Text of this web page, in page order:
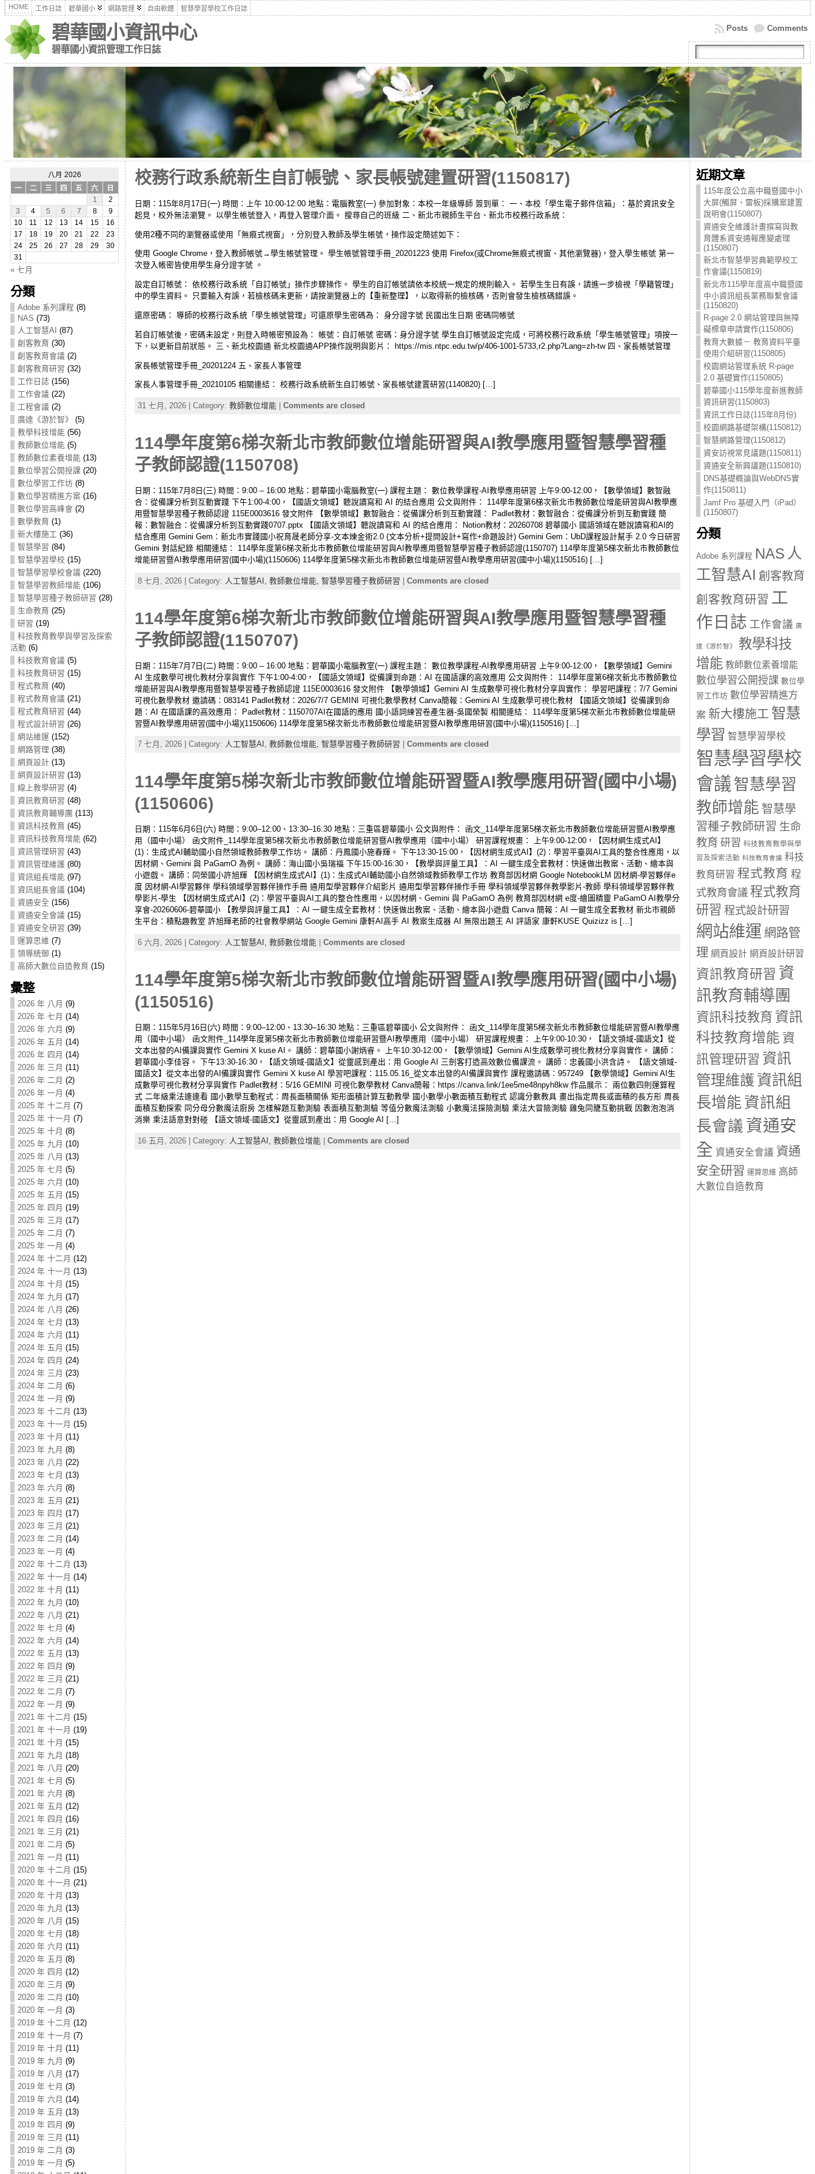
HOME 工作日誌 碧華國小 網路管理 自由軟體 智慧學習學校工作日誌
碧華國小資訊中心
碧華國小資訊管理工作日誌
Comments
Posts
八月 2026
一
二 三 四 五 六
日
1
2
3
4 5 6 7 8
9
10
11 12 13 14 15
16
17
18 19 20 21 22
23
24
25 26 27 28 29
30
31
« 七月
分類
Adobe 系列課程 (8)
NAS (73)
人工智慧AI (87)
創客教育 (30)
創客教育會議 (2)
創客教育研習 (32)
工作日誌 (156)
工作會議 (22)
工程會議 (2)
廣達《游於智》
(5)
教學科技增能(56)
教師數位增能(5)
教師數位素養增能(13)
數位學習公開授課 (20)
數位學習工作坊(8)
數位學習精進方案 (16)
數位學習高峰會 (2)
數學教育 (1)
新大樓施工 (36)
智慧學習 (84)
智慧學習學校 (15)
智慧學習學校會議 (220)
智慧學習教師增能(106)
智慧學習種子教師研習 (28)
生命教育 (25)
研習 (19)
科技教育教學與學習及探索
活動 (6)
科技教育會議 (5)
科技教育研習 (15)
程式教育 (40)
程式教育會議 (21)
程式教育研習 (44)
程式設計研習 (26)
網站維運 (152)
網路管理 (38)
網頁設計(13)
網頁設計研習 (13)
線上教學研習 (4)
資訊教育研習 (48)
資訊教育輔導團 (113)
資訊科技教育 (45)
資訊科技教育增能(62)
資訊管理研習 (43)
資訊管理維護(80)
資訊組長增能(97)
資訊組長會議 (104)
資通安全 (156)
資通安全會議 (15)
資通安全研習 (39)
運算思維 (7)
領導統御 (1)
高師大數位自造教育 (15)
彙整
2026 年 八月 (9)
2026 年 七月 (14)
2026 年 六月 (9)
2026 年 五月 (14)
2026 年 四月 (14)
2026 年 三月 (11)
2026 年 二月 (2)
2026 年 一月 (4)
2025 年 十二月 (7)
2025 年 十一月 (7)
2025 年 十月 (8)
2025 年 九月 (10)
2025 年 八月 (13)
2025 年 七月 (5)
2025 年 六月 (10)
2025 年 五月 (15)
2025 年 四月 (19)
2025 年 三月 (17)
2025 年 二月 (7)
2025 年 一月 (4)
2024 年 十二月 (12)
2024 年 十一月 (13)
2024 年 十月 (15)
2024 年 九月 (17)
2024 年 八月 (26)
2024 年 七月 (13)
2024 年 六月 (11)
2024 年 五月 (15)
2024 年 四月 (24)
2024 年 三月 (23)
2024 年 二月 (6)
2024 年 一月 (9)
2023 年 十二月 (13)
2023 年 十一月 (15)
2023 年 十月 (11)
2023 年 九月 (8)
2023 年 八月 (22)
2023 年 七月 (13)
2023 年 六月 (8)
2023 年 五月 (21)
2023 年 四月 (17)
2023 年 三月 (21)
2023 年 二月 (14)
2023 年 一月 (4)
2022 年 十二月 (13)
2022 年 十一月 (14)
2022 年 十月 (11)
2022 年 九月 (10)
2022 年 八月 (21)
2022 年 七月 (4)
2022 年 六月 (14)
2022 年 五月 (13)
2022 年 四月 (9)
2022 年 三月 (21)
2022 年 二月 (7)
2022 年 一月 (9)
2021 年 十二月 (15)
2021 年 十一月 (19)
2021 年 十月 (15)
2021 年 九月 (18)
2021 年 八月 (20)
2021 年 七月 (5)
2021 年 六月 (8)
2021 年 五月 (12)
2021 年 四月 (16)
2021 年 三月 (21)
2021 年 二月 (5)
2021 年 一月 (11)
2020 年 十二月 (15)
2020 年 十一月 (21)
2020 年 十月 (13)
2020 年 九月 (13)
2020 年 八月 (15)
2020 年 七月 (18)
2020 年 六月 (11)
2020 年 五月 (8)
2020 年 四月 (12)
2020 年 三月 (9)
2020 年 二月 (10)
2020 年 一月 (3)
2019 年 十二月 (12)
2019 年 十一月 (7)
2019 年 十月 (11)
2019 年 九月 (9)
2019 年 八月 (17)
2019 年 七月 (3)
2019 年 六月 (14)
2019 年 五月 (13)
2019 年 四月 (9)
2019 年 三月 (11)
2019 年 二月 (3)
2019 年 一月 (5)
校務行政系統新生自訂帳號、家長帳號建置研習(1150817)
日期：115年8月17日(一) 時間：上午 10:00-12:00 地點：電腦教室(一) 參加對象：本校一年級導師 簽到單： 一、本校「學生電子郵件信箱」：基於資訊安全
起見，校外無法瀏覽。 以學生帳號登入，再登入管理介面。 搜尋自己的班級 二、新北市親師生平台、新北市校務行政系統：
使用2種不同的瀏覽器或使用「無痕式視窗」，分別登入教師及學生帳號，操作設定簡述如下：
使用 Google Chrome，登入教師帳號→學生帳號管理。 學生帳號管理手冊_20201223 使用 Firefox(或Chrome無痕式視窗、其他瀏覽器)，登入學生帳號 第一
次登入帳密皆使用學生身分證字號 。
設定自訂帳號： 依校務行政系統「自訂帳號」操作步驟操作。 學生的自訂帳號請依本校統一規定的規則輸入。 若學生生日有誤，請進一步檢視「學籍管理」
中的學生資料。 只要輸入有誤，若檢核碼未更新，請按瀏覽器上的【重新整理】，以取得新的檢核碼，否則會發生檢核碼錯誤。
還原密碼： 導師的校務行政系統「學生帳號管理」可還原學生密碼為： 身分證字號 民國出生日期 密碼同帳號
若自訂帳號後，密碼未設定，則登入時帳密預設為： 帳號：自訂帳號 密碼：身分證字號 學生自訂帳號設定完成，可將校務行政系統「學生帳號管理」項按一
下，以更新目前狀態。 三、新北校園通 新北校園通APP操作說明與影片： https://mis.ntpc.edu.tw/p/406-1001-5733,r2.php?Lang=zh-tw 四、家長帳號管理
家長帳號管理手冊_20201224 五、家長人事管理
家長人事管理手冊_20210105 相關連結： 校務行政系統新生自訂帳號、家長帳號建置研習(1140820) […]
31 七月, 2026 | Category: 教師數位增能| Comments are closed
114學年度第6梯次新北市教師數位增能研習與AI教學應用暨智慧學習種
子教師認證(1150708)
日期：115年7月8日(三) 時間：9:00 – 16:00 地點：碧華國小電腦教室(一) 課程主題： 數位教學課程-AI教學應用研習 上午9:00-12:00，【數學領域】數智融
合：從備課分析到互動實踐 下午1:00-4:00，【國語文領域】聽說讀寫和 AI 的結合應用 公文與附件： 114學年度第6梯次新北市教師數位增能研習與AI教學應
用暨智慧學習種子教師認證 115E0003616 發文附件 【數學領域】數智融合：從備課分析到互動實踐： Padlet教材：數智融合：從備課分析到互動實踐 簡
報：數智融合：從備課分析到互動實踐0707.pptx 【國語文領域】聽說讀寫和 AI 的結合應用： Notion教材：20260708 碧華國小 國語領域在聽說讀寫和AI的
結合應用 Gemini Gem：新北市實踐國小祝育晟老師分享-文本煉金術2.0 (文本分析+提問設計+寫作+命題設計) Gemini Gem：UbD課程設計幫手 2.0 今日研習
Gemini 對話紀錄 相關連結： 114學年度第6梯次新北市教師數位增能研習與AI教學應用暨智慧學習種子教師認證(1150707) 114學年度第5梯次新北市教師數位
增能研習暨AI教學應用研習(國中小場)(1150606) 114學年度第5梯次新北市教師數位增能研習暨AI教學應用研習(國中小場)(1150516) […]
8 七月, 2026 | Category: 人工智慧AI, 教師數位增能, 智慧學習種子教師研習 Comments are closed
114學年度第6梯次新北市教師數位增能研習與AI教學應用暨智慧學習種
子教師認證(1150707)
日期：115年7月7日(二) 時間：9:00 – 16:00 地點：碧華國小電腦教室(一) 課程主題： 數位教學課程-AI教學應用研習 上午9:00-12:00，【數學領域】Gemini
AI 生成數學可視化教材分享與實作 下午1:00-4:00，【國語文領域】從備課到命題：AI 在國語課的高效應用 公文與附件： 114學年度第6梯次新北市教師數位
增能研習與AI教學應用暨智慧學習種子教師認證 115E0003616 發文附件 【數學領域】Gemini AI 生成數學可視化教材分享與實作： 學習吧課程：7/7 Gemini
可視化數學教材 邀請碼：083141 Padlet教材：2026/7/7 GEMINI 可視化數學教材 Canva簡報：Gemini AI 生成數學可視化教材 【國語文領域】從備課到命
題：AI 在國語課的高效應用： Padlet教材：1150707AI在國語的應用 國小語詞練習卷產生器-吳國榮製 相關連結： 114學年度第5梯次新北市教師數位增能研
習暨AI教學應用研習(國中小場)(1150606) 114學年度第5梯次新北市教師數位增能研習暨AI教學應用研習(國中小場)(1150516) […]
7 七月, 2026 | Category: 人工智慧AI, 教師數位增能, 智慧學習種子教師研習 Comments are closed
114學年度第5梯次新北市教師數位增能研習暨AI教學應用研習(國中小場)
(1150606)
日期：115年6月6日(六) 時間：9:00–12:00、13:30–16:30 地點：三重區碧華國小 公文與附件： 函文_114學年度第5梯次新北市教師數位增能研習暨AI教學應
用（國中小場） 函文附件_114學年度第5梯次新北市教師數位增能研習暨AI教學應用（國中小場） 研習課程規畫： 上午9:00-12:00，【因材網生成式AI】
(1)：生成式AI輔助國小自然領域教師教學工作坊。 講師：丹鳳國小施春輝。 下午13:30-15:00，【因材網生成式AI】(2)：學習平臺與AI工具的整合性應用，以
因材網、Gemini 與 PaGamO 為例。 講師：海山國小吳瑞福 下午15:00-16:30，【教學與評量工具】：AI 一鍵生成全套教材：快速做出教案、活動、繪本與
小遊戲。 講師：同榮國小許旭輝 【因材網生成式AI】(1)：生成式AI輔助國小自然領域教師教學工作坊 教育部因材網 Google NotebookLM 因材網-學習夥伴e
度 因材網-AI學習夥伴 學科領域學習夥伴操作手冊 通用型學習夥伴介紹影片 通用型學習夥伴操作手冊 學科領域學習夥伴教學影片-教師 學科領域學習夥伴教
學影片-學生 【因材網生成式AI】(2)：學習平臺與AI工具的整合性應用，以因材網、Gemini 與 PaGamO 為例 教育部因材網 e度-繪圖精靈 PaGamO AI教學分
享會-20260606-碧華國小 【教學與評量工具】：AI 一鍵生成全套教材：快速做出教案、活動、繪本與小遊戲 Canva 簡報：AI 一鍵生成全套教材 新北市親師
生平台：積點趣教室 許旭輝老師的社會教學網站 Google Gemini 康軒AI高手 AI 教案生成器 AI 無限出題王 AI 評語家 康軒KUSE Quizizz is […]
6 六月, 2026 | Category: 人工智慧AI, 教師數位增能 Comments are closed
114學年度第5梯次新北市教師數位增能研習暨AI教學應用研習(國中小場)
(1150516)
日期：115年5月16日(六) 時間：9:00–12:00、13:30–16:30 地點：三重區碧華國小 公文與附件： 函文_114學年度第5梯次新北市教師數位增能研習暨AI教學應
用（國中小場） 函文附件_114學年度第5梯次新北市教師數位增能研習暨AI教學應用（國中小場） 研習課程規畫： 上午9:00-10:30，【語文領域-國語文】從
文本出發的AI備課與實作 Gemini X kuse AI。 講師：碧華國小謝炳睿。 上午10:30-12:00，【數學領域】Gemini AI生成數學可視化教材分享與實作。 講師：
碧華國小李佳容。 下午13:30-16:30，【語文領域-國語文】從靈感到產出：用 Google AI 三劍客打造高效數位備課流。 講師：忠義國小洪含詩。 【語文領域-
國語文】從文本出發的AI備課與實作 Gemini X kuse AI 學習吧課程：115.05.16_從文本出發的AI備課與實作 課程邀請碼：957249 【數學領域】Gemini AI生
成數學可視化教材分享與實作 Padlet教材：5/16 GEMINI 可視化數學教材 Canva簡報：https://canva.link/1ee5me48npyh8kw 作品展示： 兩位數四則運算程
式 二年級乘法連連看 國小數學互動程式：周長面積關係 矩形面積計算互動教學 國小數學小數面積互動程式 認識分數教具 畫出指定周長或面積的長方形 周長
面積互動探索 同分母分數魔法廚房 怎樣解題互動測驗 表面積互動測驗 等值分數魔法測驗 小數魔法探險測驗 乘法大冒險測驗 雞兔同籠互動挑戰 因數泡泡消
消樂 乘法語意對對碰 【語文領域-國語文】從靈感到產出：用 Google AI […]
16 五月, 2026 | Category: 人工智慧AI, 教師數位增能 | Comments are closed
近期文章
115年度公立高中職暨國中小
大屏(觸屏、雷板)採購案建置
說明會(1150807)
資通安全維護計畫撰寫與教
育體系資安通報應變處理
(1150807)
新北市智慧學習典範學校工
作會議(1150819)
新北市115學年度高中職暨國
中小資訊組長業務聯繫會議
(1150820)
R-page 2.0 網站管理與無障
礙標章申請實作(1150806)
教育大數據－ 教育資料平臺
使用介紹研習(1150805)
校園網站管理系統 R-page
2.0 基礎實作(1150805)
碧華國小115學年度新進教師
資訊研習(1150803)
資訊工作日誌(115年8月份)
校園網路基礎架構(1150812)
智慧網路管理(1150812)
資安訪視常見議題(1150811)
資通安全新興議題(1150810)
DNS基礎概論與WebDNS實
作(1150811)
Jamf Pro 基礎入門（iPad）
(1150807)
分類
Adobe 系列課程 NAS 人
工智慧AI 創客教育
創客教育研習 工
作日誌 工作會議 廣
達《游於智》
教學科技
增能 教師數位素養增能
數位學習公開授課 數位學
習工作坊 數位學習精進方
案 新大樓施工 智慧
學習 智慧學習學校
智慧學習學校
會議 智慧學習
教師增能 智慧學
習種子教師研習 生命
教育 研習 科技教育教學與學
習及探索活動 科技教育會議 科技
教育研習 程式教育 程
式教育會議 程式教育
研習 程式設計研習
網站維運 網路管
理 網頁設計 網頁設計研習
資訊教育研習 資
訊教育輔導團
資訊科技教育 資訊
科技教育增能 資
訊管理研習 資訊
管理維護 資訊組
長增能資訊組
長會議 資通安
全 資通安全會議 資通
安全研習 運算思維 高師
大數位自造教育